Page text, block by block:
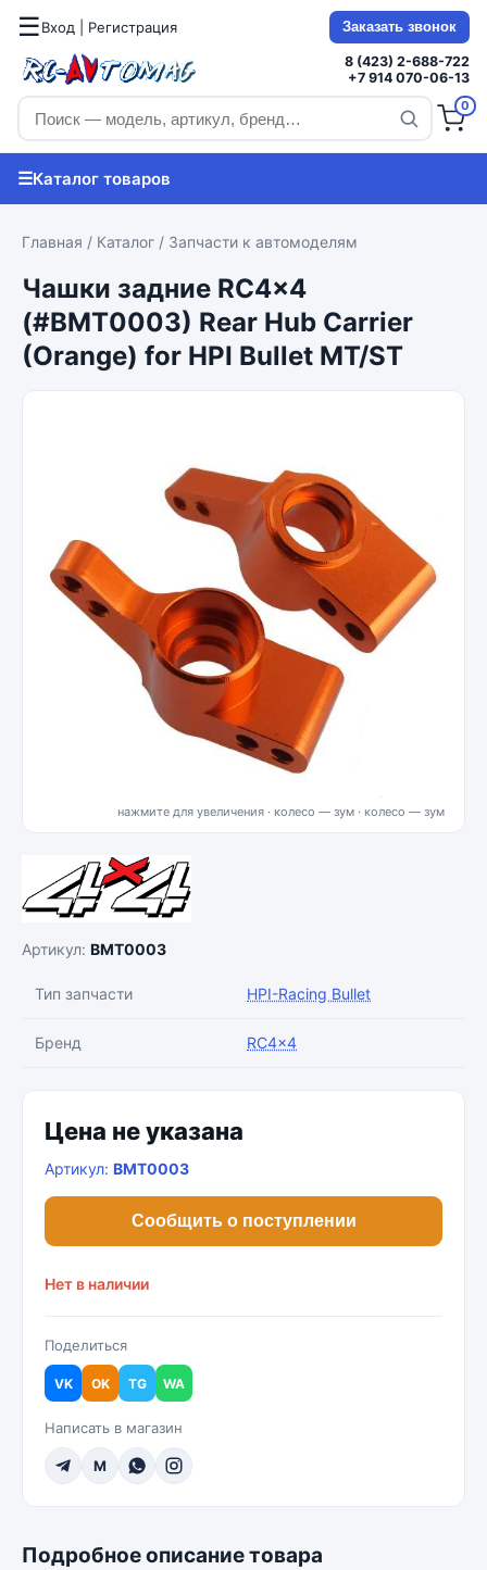
☰Вход | Регистрация Заказать звонок
8 (423) 2-688-722
+7 914 070-06-13
0
☰Каталог товаров
Главная / Каталог / Запчасти к автомоделям
Чашки задние RC4x4
(#BMT0003) Rear Hub Carrier
(Orange) for HPI Bullet MT/ST
нажмите для увеличения · колесо — зум
Артикул: BMT0003
Тип запчасти HPI-Racing Bullet
Бренд RC4x4
Цена не указана
Артикул: BMT0003
Сообщить о поступлении
Нет в наличии
Поделиться
VK OK TG WA
Написать в магазин
M
Подробное описание товара